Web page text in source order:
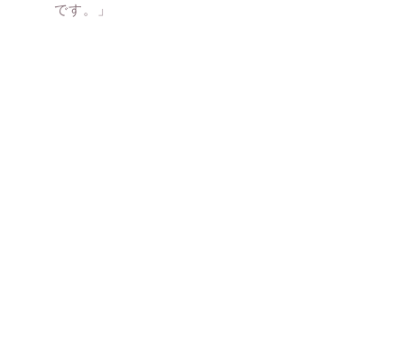
です。」